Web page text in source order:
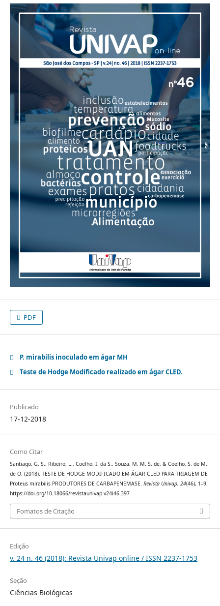
PDF
P. mirabilis inoculado em ágar MH
Teste de Hodge Modificado realizado em ágar CLED.
Publicado
17-12-2018
Como Citar
Santiago, G. S., Ribeiro, L., Coelho, I. da S., Souza, M. M. S. de, & Coelho, S. de M.
de O. (2018). TESTE DE HODGE MODIFICADO EM ÁGAR CLED PARA TRIAGEM DE
Proteus mirabilis PRODUTORES DE CARBAPENEMASE. Revista Univap, 24(46), 1–9.
https://doi.org/10.18066/revistaunivap.v24i46.397
Fomatos de Citação
Edição
v. 24 n. 46 (2018): Revista Univap online / ISSN 2237-1753
Seção
Ciências Biológicas